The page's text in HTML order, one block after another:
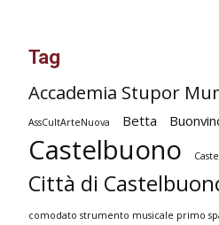
Tag
Accademia Stupor
AssCultArteNuova Betta
Castelbuono
Città di
comodato strumento musicale primo